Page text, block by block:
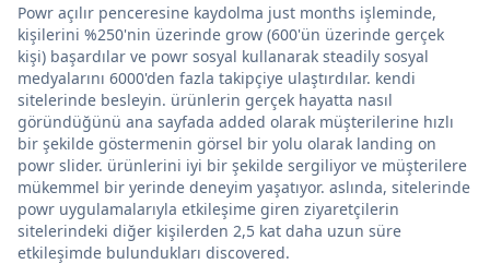
Powr açılır penceresine kaydolma just months işleminde,
kişilerini %250'nin üzerinde grow (600'ün üzerinde gerçek
kişi) başardılar ve powr sosyal kullanarak steadily sosyal
medyalarını 6000'den fazla takipçiye ulaştırdılar. kendi
sitelerinde besleyin. ürünlerin gerçek hayatta nasıl
göründüğünü ana sayfada added olarak müşterilerine hızlı
bir şekilde göstermenin görsel bir yolu olarak landing on
powr slider. ürünlerini iyi bir şekilde sergiliyor ve müşterilere
mükemmel bir yerinde deneyim yaşatıyor. aslında, sitelerinde
powr uygulamalarıyla etkileşime giren ziyaretçilerin
sitelerindeki diğer kişilerden 2,5 kat daha uzun süre
etkileşimde bulundukları discovered.